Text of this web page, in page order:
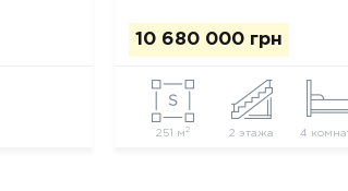
10 680 000 грн
251 м2 2 этажа 4